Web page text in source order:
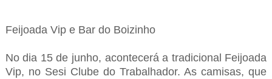
Feijoada Vip e Bar do Boizinho
No dia 15 de junho, acontecerá a tradicional Feijoada
Vip, no Sesi Clube do Trabalhador. As camisas, que